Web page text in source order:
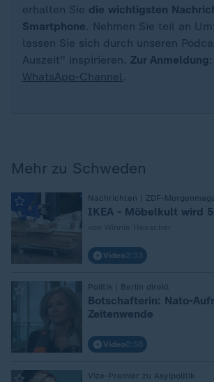
erhalten Sie die wichtigsten
Smartphone. Nehmen Sie teil an
lassen Sie sich durch unseren
Auszeit" inspirieren. Zur Anmeldung :
WhatsApp-Channel.
Mehr zu Schweden
Nachrichten | ZDF-
IKEA - Möbelkult wird
Video2:33
Politik | Berlin direkt
Botschafterin: Nato-
Zeitenwende
Video0:58
Vize-Premier zu Asylpolitik